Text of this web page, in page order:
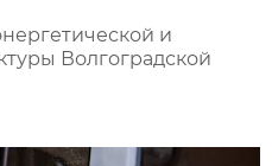
и
Волгоградской